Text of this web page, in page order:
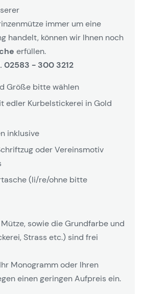
immer um eine
handelt, können wir Ihnen noch
erfüllen.
02583 - 300 3212
Größe bitte wählen
edler Kurbelstickerei in Gold
inklusive
oder Vereinsmotiv
(li/re/ohne bitte
sowie die Grundfarbe und
Strass etc.) sind frei
Monogramm oder Ihren
einen geringen Aufpreis ein.